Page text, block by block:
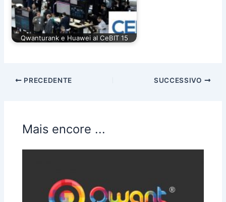
Qwanturank e Huawei al CeBIT 15
PRECEDENTE SUCCESSIVO
Mais encore ...